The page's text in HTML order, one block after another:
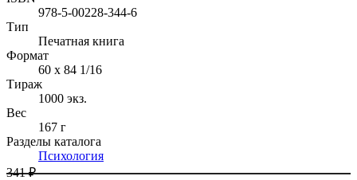
978-5-00228-344-6
Тип
Печатная книга
Формат
60 x 84 1/16
Тираж
1000 экз.
Вес
167 г
Разделы каталога
Психология
341 ₽